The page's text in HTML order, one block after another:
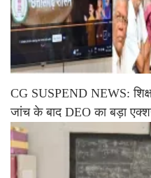
CG SUSPEND NEWS:
जांच के बाद DEO का बड़ा